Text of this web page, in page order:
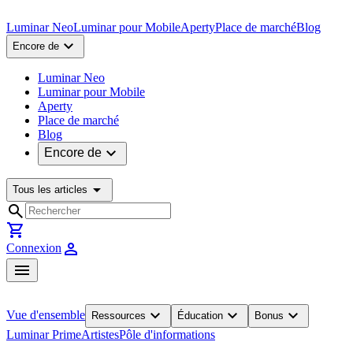
Luminar NeoLuminar pour MobileApertyPlace de marchéBlog
Encore de expand_more
Luminar Neo
Luminar pour Mobile
Aperty
Place de marché
Blog
Encore de expand_more
Tous les articles arrow_drop_down
search
shopping_cart
Connexion person
menu
Vue d'ensemble Ressources expand_more Éducation expand_more Bonus expand_more
Luminar PrimeArtistesPôle d'informations